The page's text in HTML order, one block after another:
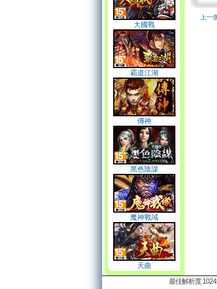
大國戰
霸道江湖
傳神
黑色陰謀
魔神戰域
天曲
上一
最佳解析度